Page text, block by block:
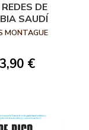
DE
SAUDÍ
MONTAGUE
€